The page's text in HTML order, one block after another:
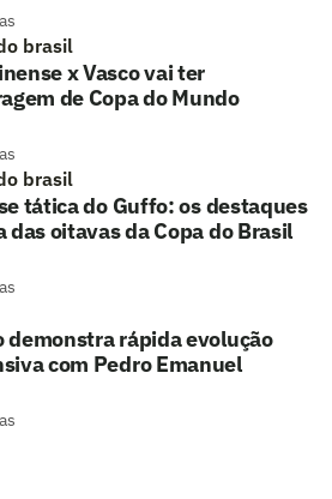
brasil
x Vasco vai ter
de Copa do Mundo
brasil
tática do Guffo: os destaques
das oitavas da Copa do Brasil
demonstra rápida evolução
com Pedro Emanuel